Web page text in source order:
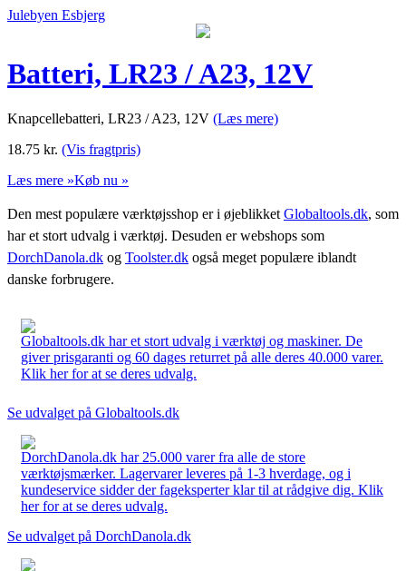
Julebyen Esbjerg
Batteri, LR23 / A23, 12V
Knapcellebatteri, LR23 / A23, 12V (Læs mere)
18.75 kr. (Vis fragtpris)
Læs mere »Køb nu »
Den mest populære værktøjsshop er i øjeblikket Globaltools.dk, som
har et stort udvalg i værktøj. Desuden er webshops som
DorchDanola.dk og Toolster.dk også meget populære iblandt
danske forbrugere.
Globaltools.dk har et stort udvalg i værktøj og maskiner. De
giver prisgaranti og 60 dages returret på alle deres 40.000 varer.
Klik her for at se deres udvalg.
Se udvalget på Globaltools.dk
DorchDanola.dk har 25.000 varer fra alle de store
værktøjsmærker. Lagervarer leveres på 1-3 hverdage, og i
kundeservice sidder der fageksperter klar til at rådgive dig. Klik
her for at se deres udvalg.
Se udvalget på DorchDanola.dk